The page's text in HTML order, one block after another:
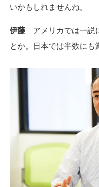
いかもしれませんね。
伊藤 アメリカでは一説
とか。日本では半数にも